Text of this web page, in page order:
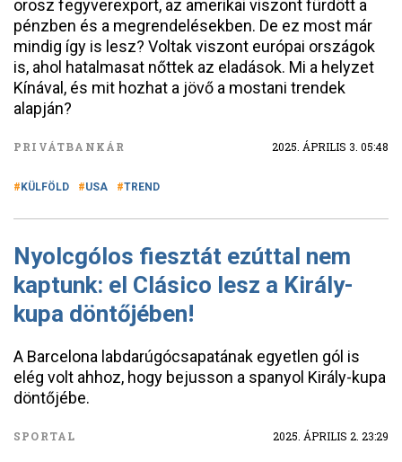
orosz fegyverexport, az amerikai viszont fürdött a
pénzben és a megrendelésekben. De ez most már
mindig így is lesz? Voltak viszont európai országok
is, ahol hatalmasat nőttek az eladások. Mi a helyzet
Kínával, és mit hozhat a jövő a mostani trendek
alapján?
PRIVÁTBANKÁR 2025. ÁPRILIS 3. 05:48
KÜLFÖLD USA TREND
Nyolcgólos fiesztát ezúttal nem
kaptunk: el Clásico lesz a Király-
kupa döntőjében!
A Barcelona labdarúgócsapatának egyetlen gól is
elég volt ahhoz, hogy bejusson a spanyol Király-kupa
döntőjébe.
SPORTAL 2025. ÁPRILIS 2. 23:29